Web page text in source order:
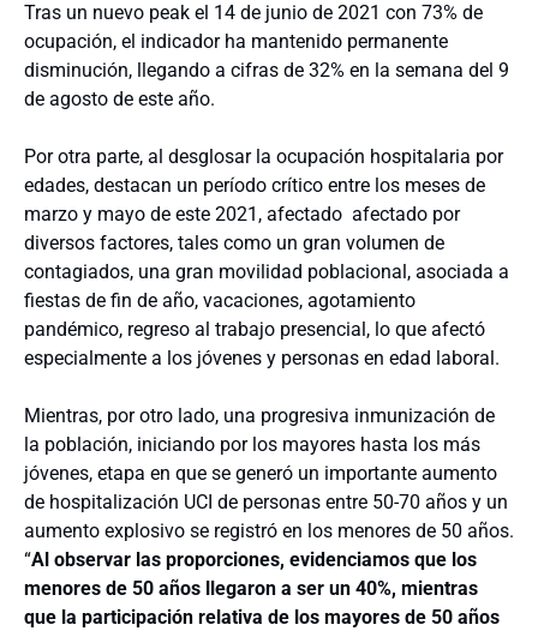
Tras un nuevo peak el 14 de junio de 2021 con 73% de
ocupación, el indicador ha mantenido permanente
disminución, llegando a cifras de 32% en la semana del 9
de agosto de este año.
Por otra parte, al desglosar la ocupación hospitalaria por
edades, destacan un período crítico entre los meses de
marzo y mayo de este 2021, afectado afectado por
diversos factores, tales como un gran volumen de
contagiados, una gran movilidad poblacional, asociada a
fiestas de fin de año, vacaciones, agotamiento
pandémico, regreso al trabajo presencial, lo que afectó
especialmente a los jóvenes y personas en edad laboral.
Mientras, por otro lado, una progresiva inmunización de
la población, iniciando por los mayores hasta los más
jóvenes, etapa en que se generó un importante aumento
de hospitalización UCI de personas entre 50-70 años y un
aumento explosivo se registró en los menores de 50 años.
“Al observar las proporciones, evidenciamos que los
menores de 50 años llegaron a ser un 40%, mientras
que la participación relativa de los mayores de 50 años